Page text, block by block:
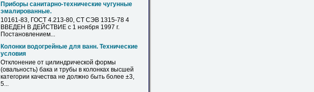
Приборы санитарно-технические чугунные
эмалированные.
10161-83, ГОСТ 4.213-80, СТ СЭВ 1315-78 4
ВВЕДЕН В ДЕЙСТВИЕ с 1 ноября 1997 г.
Постановлением...
Колонки водогрейные для ванн. Технические
условия
Отклонение от цилиндрической формы
(овальность) бака и трубы в колонках высшей
категории качества не должно быть более ±3,
5...